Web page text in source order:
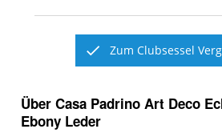
Zum Clubsessel
Über Casa Padrino Art Deco
Ebony Leder